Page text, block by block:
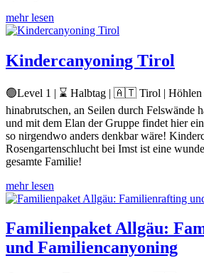
mehr lesen
Kindercanyoning Tirol
🟢Level 1 | ⌛ Halbtag | 🇦🇹 Tirol | Höhlen
hinabrutschen, an Seilen durch Felswände
und mit dem Elan der Gruppe findet hier
so nirgendwo anders denkbar wäre!
Rosengartenschlucht bei Imst ist eine
gesamte Familie!
mehr lesen
Familienpaket Allgäu:
und Familiencanyoning